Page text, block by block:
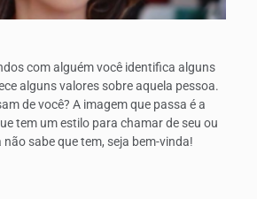
com alguém você identifica alguns
alguns valores sobre aquela pessoa.
de você? A imagem que passa é a
tem um estilo para chamar de seu ou
sabe que tem, seja bem-vinda!